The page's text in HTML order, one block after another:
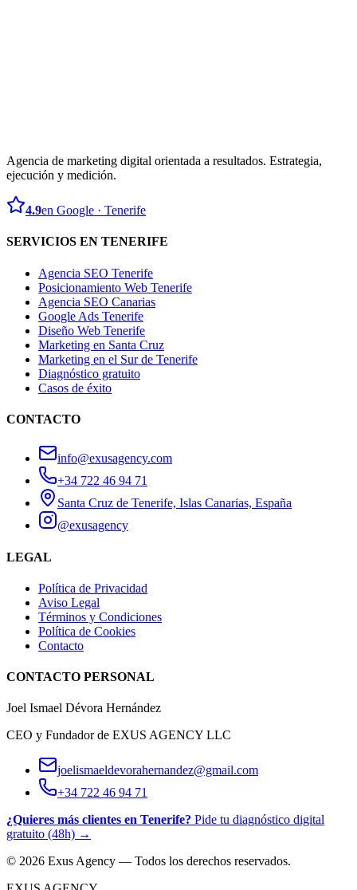
Agencia de marketing digital orientada a resultados. Estrategia,
ejecución y medición.
4.9en Google · Tenerife
SERVICIOS EN TENERIFE
Agencia SEO Tenerife
Posicionamiento Web Tenerife
Agencia SEO Canarias
Google Ads Tenerife
Diseño Web Tenerife
Marketing en Santa Cruz
Marketing en el Sur de Tenerife
Diagnóstico gratuito
Casos de éxito
CONTACTO
info@exusagency.com
+34 722 46 94 71
Santa Cruz de Tenerife, Islas Canarias, España
@exusagency
LEGAL
Política de Privacidad
Aviso Legal
Términos y Condiciones
Política de Cookies
Contacto
CONTACTO PERSONAL
Joel Ismael Dévora Hernández
CEO y Fundador de EXUS AGENCY LLC
joelismaeldevorahernandez@gmail.com
+34 722 46 94 71
¿Quieres más clientes en Tenerife? Pide tu diagnóstico digital
gratuito (48h) →
© 2026 Exus Agency — Todos los derechos reservados.